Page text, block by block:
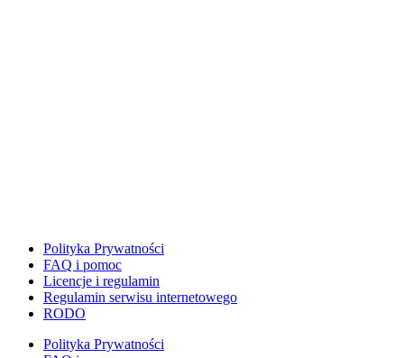
Majowa łąka
Maluszki
Matematyka
↳ Matematyka klamerkowa
Polityka Prywatności
FAQ i pomoc
Licencje i regulamin
Regulamin serwisu internetowego
RODO
Polityka Prywatności